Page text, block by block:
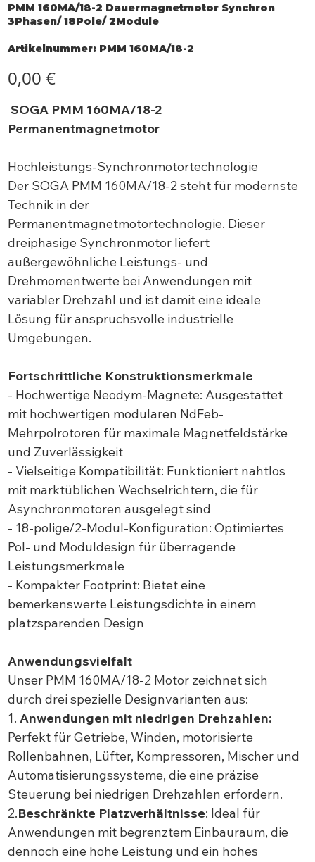
PMM 160MA/18-2 Dauermagnetmotor Synchron
3Phasen/ 18Pole/ 2Module
Artikelnummer: Artikelnummer:
PMM
PMM 160MA/18-2
0,00 €
SOGA PMM 160MA/18-2
Permanentmagnetmotor
Hochleistungs-Synchronmotortechnologie
Der SOGA PMM 160MA/18-2 steht für modernste
Technik in der
Permanentmagnetmotortechnologie. Dieser
dreiphasige Synchronmotor liefert
außergewöhnliche Leistungs- und
Drehmomentwerte bei Anwendungen mit
variabler Drehzahl und ist damit eine ideale
Lösung für anspruchsvolle industrielle
Umgebungen.
Fortschrittliche Konstruktionsmerkmale
- Hochwertige Neodym-Magnete: Ausgestattet
mit hochwertigen modularen NdFeb-
Mehrpolrotoren für maximale Magnetfeldstärke
und Zuverlässigkeit
- Vielseitige Kompatibilität: Funktioniert nahtlos
mit marktüblichen Wechselrichtern, die für
Asynchronmotoren ausgelegt sind
- 18-polige/2-Modul-Konfiguration: Optimiertes
Pol- und Moduldesign für überragende
Leistungsmerkmale
- Kompakter Footprint: Bietet eine
bemerkenswerte Leistungsdichte in einem
platzsparenden Design
Anwendungsvielfalt
Unser PMM 160MA/18-2 Motor zeichnet sich
durch drei spezielle Designvarianten aus:
1. Anwendungen mit niedrigen Drehzahlen:
Perfekt für Getriebe, Winden, motorisierte
Rollenbahnen, Lüfter, Kompressoren, Mischer und
Automatisierungssysteme, die eine präzise
Steuerung bei niedrigen Drehzahlen erfordern.
2.Beschränkte Platzverhältnisse: Ideal für
Anwendungen mit begrenztem Einbauraum, die
dennoch eine hohe Leistung und ein hohes